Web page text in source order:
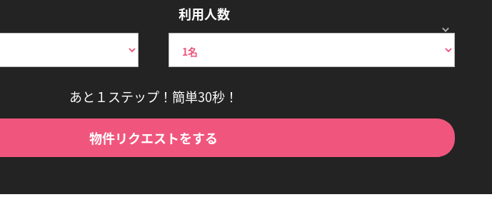
利用人数
あと１ステップ！簡単30秒！
物件リクエストをする